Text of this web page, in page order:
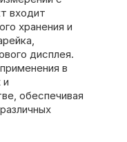
входит
хранения и
дисплея.
в
и
обеспечивая